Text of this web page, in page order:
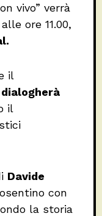
vivo” verrà
ore 11.00,
il
dialogherà
il
Davide
con
la storia